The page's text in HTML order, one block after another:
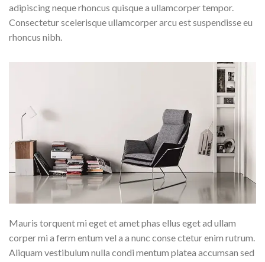
adipiscing neque rhoncus quisque a ullamcorper tempor.
Consectetur scelerisque ullamcorper arcu est suspendisse eu
rhoncus nibh.
Mauris torquent mi eget et amet phas ellus eget ad ullam
corper mi a ferm entum vel a a nunc conse ctetur enim rutrum.
Aliquam vestibulum nulla condi mentum platea accumsan sed